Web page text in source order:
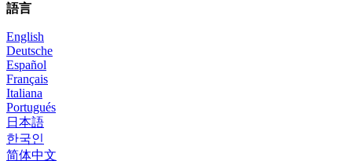
語言
English
Deutsche
Español
Français
Italiana
Portugués
日本語
한국인
简体中文